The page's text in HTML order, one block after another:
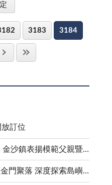
歪：：：他們讓我們班上
班級的氣氛都會和諧歡樂
鮮的嗎？
學到不少防身術喔！當然
徵答」，滿足了我們想拿
任務，範圍可是整個沙美
且十分特別。大家都玩的
了不少的知識與技能：團
精神：：：等。精彩的活
呢！
3183 3184
訂位
致敬家中最強的依靠 金沙鎮表揚模範父親暨新好爸爸
浯嶼風起帶旅人走讀金門聚落 深度探索島嶼文化底蘊